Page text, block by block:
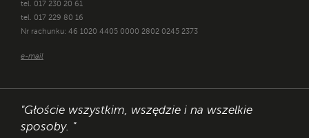
tel. 017 230 20 61
tel. 017 229 80 16
Nr rachunku: 46 1020 4405 0000 2802 0245 2373
e-mail
"Głoście wszystkim, wszędzie i na wszelkie
sposoby. "